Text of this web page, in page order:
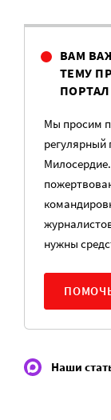
ВАМ
ТЕМУ
Мы просим
регулярный
нужны
Наши